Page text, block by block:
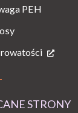
PEH
STRONY